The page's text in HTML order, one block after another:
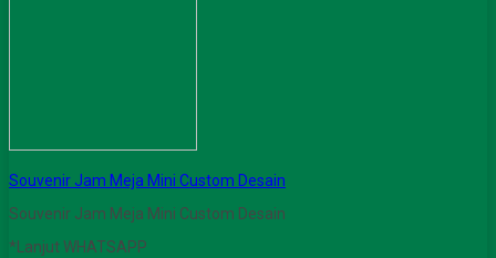
Souvenir Jam Meja Mini Custom Desain
Souvenir Jam Meja Mini Custom Desain
*Lanjut WHATSAPP